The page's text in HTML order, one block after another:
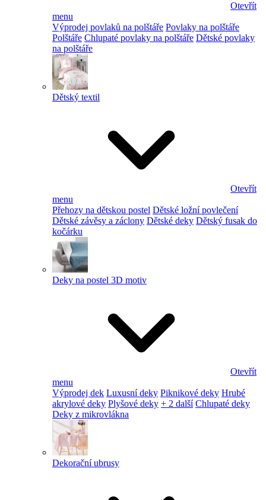
Otevřít
menu
Výprodej povlaků na polštáře Povlaky na polštáře
Polštáře Chlupaté povlaky na polštáře Dětské povlaky
na polštáře
Dětský textil
Otevřít
menu
Přehozy na dětskou postel Dětské ložní povlečení
Dětské závěsy a záclony Dětské deky Dětský fusak do
kočárku
Deky na postel 3D motiv
Otevřít
menu
Výprodej dek Luxusní deky Piknikové deky Hrubé
akrylové deky Plyšové deky + 2 další Chlupaté deky
Deky z mikrovlákna
Dekorační ubrusy